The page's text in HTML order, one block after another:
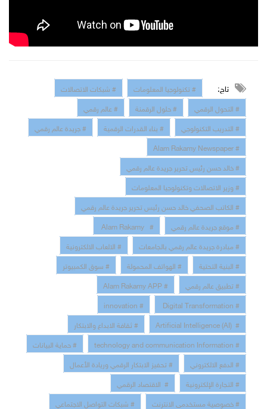
تاج: # تكنولوجيا المعلومات
# شبكات الاتصالات
# التحول الرقمي
# حلول الرقمنة
# عالم رقمي
# التدريب التكنولوجي
# بناء القدرات الرقمية
# جريدة عالم رقمي
# Alam Rakamy Newspaper
# خالد حسن رئيس تحرير جريدة عالم رقمي
# وزير الاتصالات وتكنولوجيا المعلومات
# الكاتب الصحفي خالد حسن رئيس تحرير جريدة عالم رقمي
# موقع جريدة عالم رقمي
# Alam Rakamy
# مبادرة جريدة عالم رقمي بالجامعات
# الالعاب الالكترونية
# البنية التحتية
# الهواتف المحمولة
# سوق الكمبيوتر
# تطبيق عالم رقمي
# Alam Rakamy APP
# Digital Transformation
# innovation
# Artificial Intelligence (AI)
# ثقافة الابداع والابتكار
# technology and communication Information
# حماية البيانات
# الدفع الالكتروني
# تحفيز الابتكار الرقمي وريادة الأعمال
# التجارة الإلكترونية
# الاقتصاد الرقمي
# خصوصية مستخدمى الانترنت
# شبكات التواصل الاجتماعي